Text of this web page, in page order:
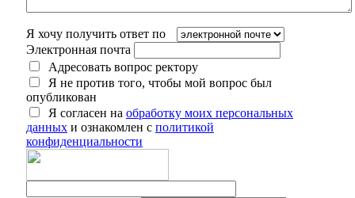
Я хочу получить ответ по
Электронная почта
Адресовать вопрос ректору
Я не против того, чтобы мой вопрос был
опубликован
Я согласен на обработку моих персональных
данных и ознакомлен с политикой
конфиденциальности